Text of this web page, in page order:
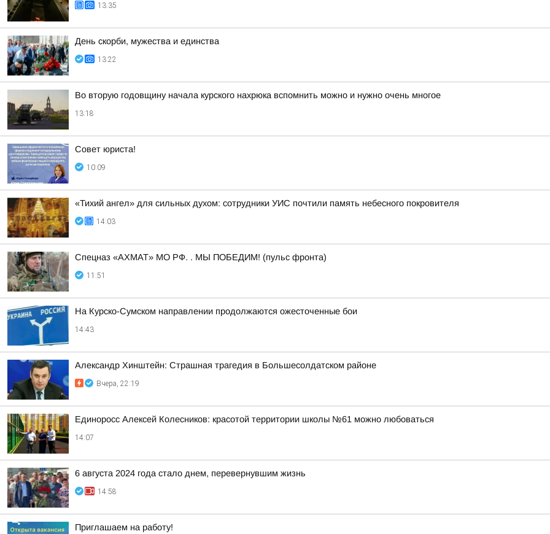
13:35
День скорби, мужества и единства
13:22
Во вторую годовщину начала курского нахрюка вспомнить можно и нужно очень многое
13:18
Совет юриста!
10:09
«Тихий ангел» для сильных духом: сотрудники УИС почтили память небесного покровителя
14:03
Спецназ «АХМАТ» МО РФ. . МЫ ПОБЕДИМ! (пульс фронта)
11:51
На Курско-Сумском направлении продолжаются ожесточенные бои
14:43
Александр Хинштейн: Страшная трагедия в Большесолдатском районе
Вчера, 22:19
Единоросс Алексей Колесников: красотой территории школы №61 можно любоваться
14:07
6 августа 2024 года стало днем, перевернувшим жизнь
14:58
Приглашаем на работу!